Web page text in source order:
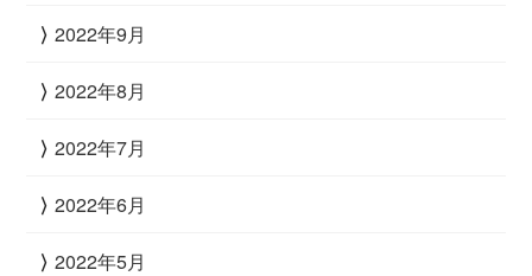
2022年9月
2022年8月
2022年7月
2022年6月
2022年5月